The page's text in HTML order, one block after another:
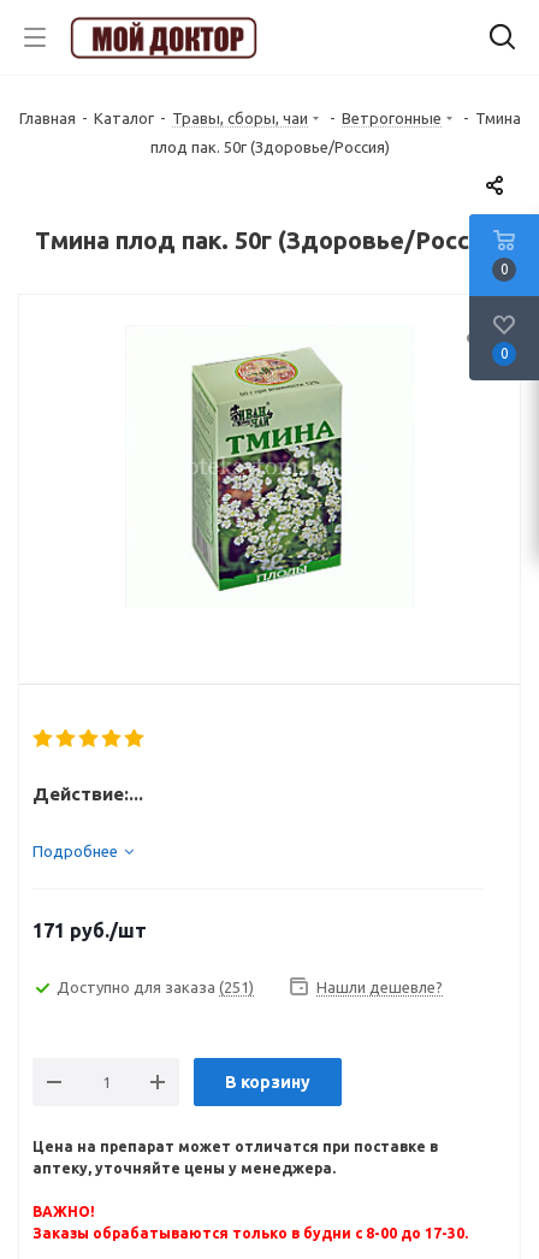
Главная - Каталог - Травы, сборы, чаи - Ветрогонные - Тмина
плод пак. 50г (Здоровье/Россия)
Тмина плод пак. 50г (Здоровье/Россия)
Действие:...
Подробнее
171 руб./шт
Доступно для заказа (251) Нашли дешевле?
В корзину
Цена на препарат может отличатся при поставке в
аптеку, уточняйте цены у менеджера.
ВАЖНО!
Заказы обрабатываются только в будни с 8-00 до 17-30.
0
0